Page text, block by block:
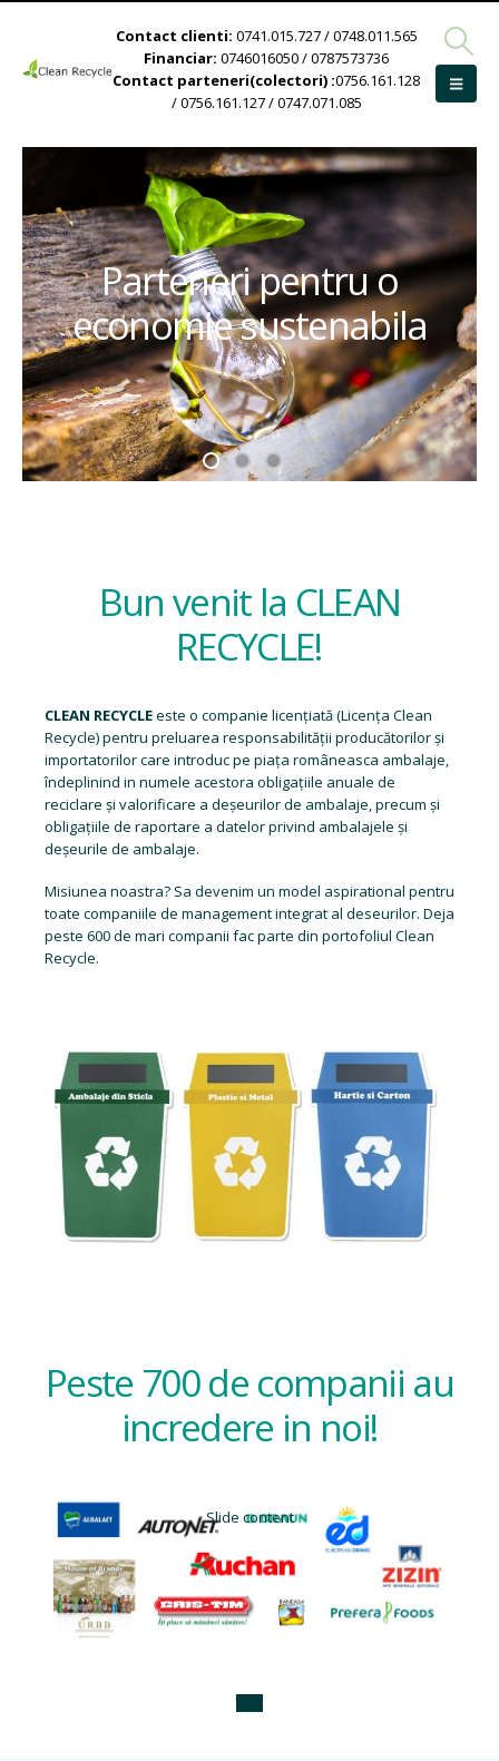
Contact clienti: 0741.015.727 / 0748.011.565
Financiar: 0746016050 / 0787573736
Contact parteneri(colectori) :0756.161.128
/ 0756.161.127 / 0747.071.085
Parteneri pentru o
economie sustenabila
Bun venit la CLEAN
RECYCLE!
CLEAN RECYCLEeste o companie licențiată (Licența Clean
Recycle) pentru preluarea responsabilității producătorilor și
importatorilor care introduc pe piața româneasca ambalaje,
îndeplinind in numele acestora obligațiile anuale de
reciclare și valorificare a deșeurilor de ambalaje, precum și
obligațiile de raportare a datelor privind ambalajele și
deșeurile de ambalaje.
Misiunea noastra? Sa devenim un model aspirational pentru
toate companiile de management integrat al deseurilor. Deja
peste 600 de mari companii fac parte din portofoliul Clean
Recycle.
Peste 700 de companii au
incredere in noi!
Slide content